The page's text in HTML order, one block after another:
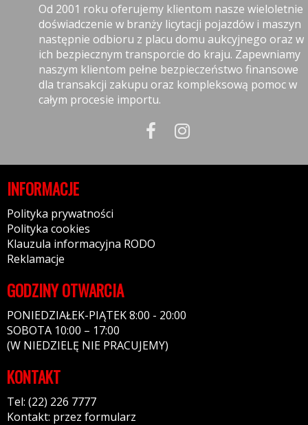
Od 2001 roku oferujemy klientom nasze wieloletnie
doświadczenie w branży licytacji pojazdów i maszyn
następnie odbioru z placu domu aukcyjnego oraz w
ich bezpiecznym transporcie do kraju. Zapewniamy
naszym klientom pełne bezpieczeństwo finansowe
dla transakcji zakupu oraz kompleksową pomoc w
całym procesie importu.
INFORMACJE
Polityka prywatności
Polityka cookies
Klauzula informacyjna RODO
Reklamacje
GODZINY OTWARCIA
PONIEDZIAŁEK-PIĄTEK 8:00 - 20:00
SOBOTA 10:00 – 17:00
(W NIEDZIELĘ NIE PRACUJEMY)
KONTAKT
Tel: (22) 226 7777
Kontakt: przez formularz